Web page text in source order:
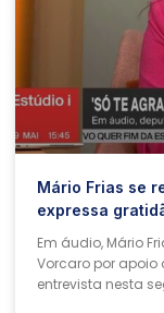
Mário Frias se
expressa
Em áudio, Mário
Vorcaro por apoio
entrevista nesta